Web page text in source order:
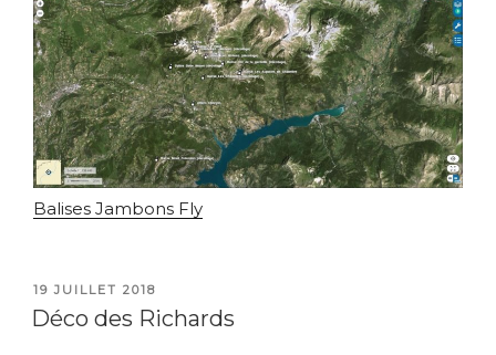
Balises Jambons Fly
PUBLIÉ
LE
19 JUILLET 2018
Déco des Richards